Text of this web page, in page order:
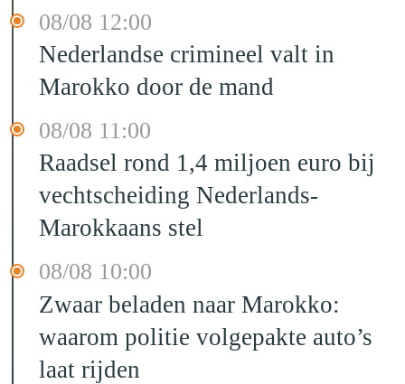
08/08 12:00
Nederlandse crimineel valt in
Marokko door de mand
08/08 11:00
Raadsel rond 1,4 miljoen euro bij
vechtscheiding Nederlands-
Marokkaans stel
08/08 10:00
Zwaar beladen naar Marokko:
waarom politie volgepakte auto’s
laat rijden